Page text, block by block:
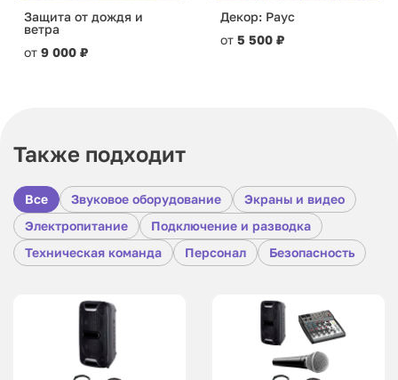
Защита от дождя и
ветра
от 9 000 ₽
Декор: Раус
от 5 500 ₽
Также подходит
Все Звуковое оборудование
Экраны и видео
Электропитание
Подключение и разводка
Техническая команда
Персонал Безопасность